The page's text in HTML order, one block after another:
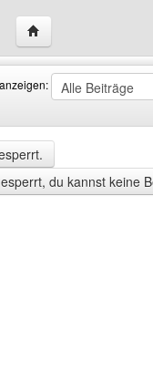
Website dieses
du kannst keine